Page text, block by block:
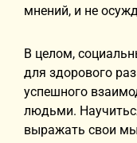
мнений, и не
В целом,
для здорового
успешного
людьми.
выражать свои